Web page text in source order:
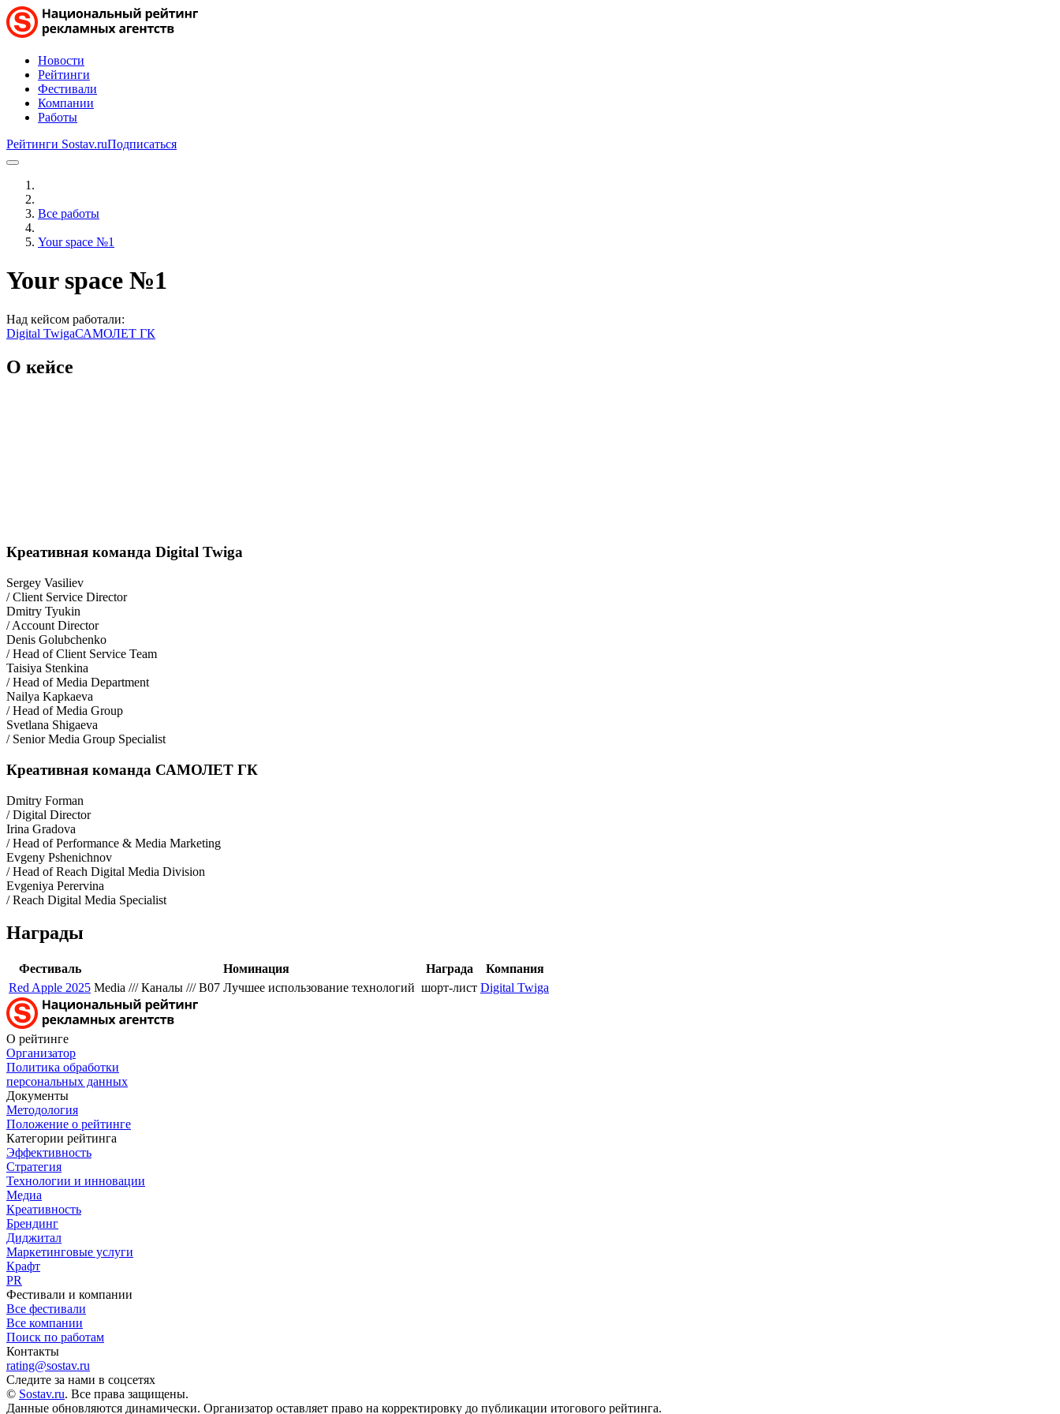
Новости
Рейтинги
Фестивали
Компании
Работы
Рейтинги Sostav.ruПодписаться
Все работы
Your space №1
Your space №1
Над кейсом работали:
Digital TwigaСАМОЛЕТ ГК
О кейсе
Креативная команда Digital Twiga
Sergey Vasiliev
/ Client Service Director
Dmitry Tyukin
/ Account Director
Denis Golubchenko
/ Head of Client Service Team
Taisiya Stenkina
/ Head of Media Department
Nailya Kapkaeva
/ Head of Media Group
Svetlana Shigaeva
/ Senior Media Group Specialist
Креативная команда САМОЛЕТ ГК
Dmitry Forman
/ Digital Director
Irina Gradova
/ Head of Performance & Media Marketing
Evgeny Pshenichnov
/ Head of Reach Digital Media Division
Evgeniya Perervina
/ Reach Digital Media Specialist
Награды
Фестиваль Номинация Награда
Компания
Red Apple 2025 Media /// Каналы /// B07 Лучшее использование технологий шорт-лист Digital Twiga
О рейтинге
Организатор
Политика обработки
персональных данных
Документы
Методология
Положение о рейтинге
Категории рейтинга
Эффективность
Стратегия
Технологии и инновации
Медиа
Креативность
Брендинг
Диджитал
Маркетинговые услуги
Крафт
PR
Фестивали и компании
Все фестивали
Все компании
Поиск по работам
Контакты
rating@sostav.ru
Следите за нами в соцсетях
© Sostav.ru. Все права защищены.
Данные обновляются динамически. Организатор оставляет право на корректировку до публикации итогового рейтинга.